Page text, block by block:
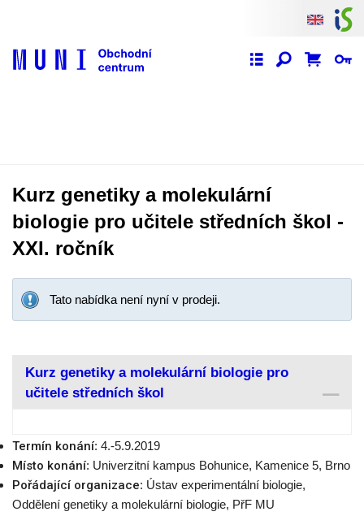
Kurz genetiky a molekulární
biologie pro učitele středních škol -
XXI. ročník
Tato nabídka není nyní v prodeji.
Kurz genetiky a molekulární biologie pro
učitele středních škol
Termín konání: 4.-5.9.2019
Místo konání: Univerzitní kampus Bohunice, Kamenice 5, Brno
Pořádající organizace: Ústav experimentální biologie,
Oddělení genetiky a molekulární biologie, PřF MU